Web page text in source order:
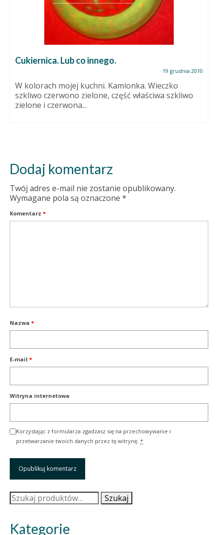
Cukiernica. Lub co innego.
19 grudnia 2010
W kolorach mojej kuchni. Kamionka. Wieczko
szkliwo czerwono zielone, część właściwa szkliwo
zielone i czerwona...
Dodaj komentarz
Twój adres e-mail nie zostanie opublikowany.
Wymagane pola są oznaczone *
Komentarz *
Nazwa *
E-mail *
Witryna internetowa
Korzystając z formularza zgadzasz się na przechowywanie i
przetwarzanie twoich danych przez tę witrynę. *
Szukaj: Szukaj
Kategorie